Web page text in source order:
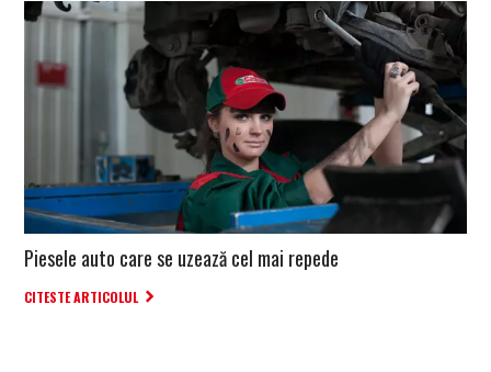
Piesele auto care se uzează cel mai repede
CITESTE ARTICOLUL